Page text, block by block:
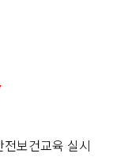
보건교육 실시